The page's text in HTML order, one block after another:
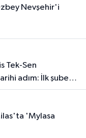
adım: İlk şube